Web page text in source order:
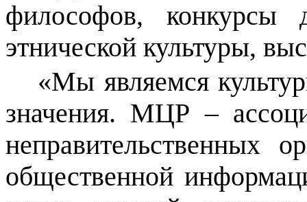
философов, конкурсы
этнической культуры,
«Мы являемся
значения. МЦР –
неправительственных
общественной